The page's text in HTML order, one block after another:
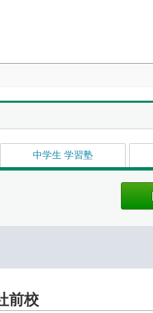
中学生 学習塾
前校